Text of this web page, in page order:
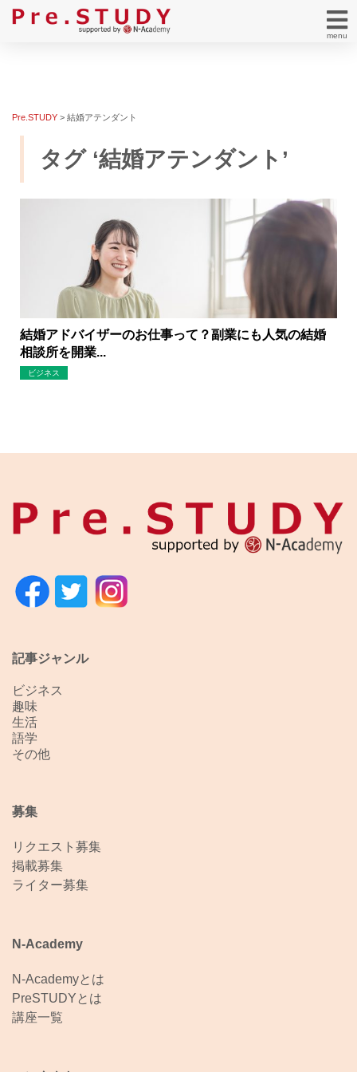
menu
Pre.STUDY > 結婚アテンダント
タグ ‘結婚アテンダント’
結婚アドバイザーのお仕事って？副業にも人気の結婚
相談所を開業...
ビジネス
記事ジャンル
ビジネス
趣味
生活
語学
その他
募集
リクエスト募集
掲載募集
ライター募集
N-Academy
N-Academyとは
PreSTUDYとは
講座一覧